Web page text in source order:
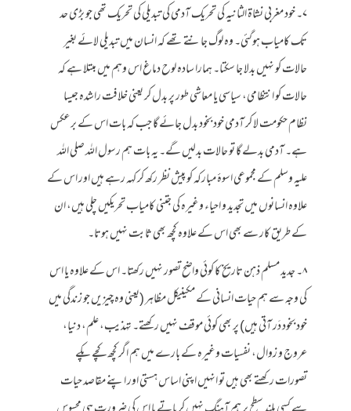
۷۔ خود مغربی نشاۃ الثانیہ کی تحریک آدمی کی تبدیلی کی تحریک تھی جو بڑی حد
تک کامیاب ہوگئی۔ وہ لوگ جانتے تھے کہ انسان میں تبدیلی لائے بغیر
حالات کو نہیں بدلا جا سکتا۔ ہمارا سادہ لوح دماغ اس وہم میں مبتلا ہے کہ
حالات کو انتظامی، سیاسی یا معاشی طور پر بدل کر یعنی خلافت راشدہ جیسا
نظام حکومت لا کر آدمی خود بخود بدل جائے گا جب کہ بات اس کے برعکس
ہے۔ آدمی بدلے گا تو حالات بدلیں گے۔ یہ بات ہم رسول اللہ صلی اللہ
علیہ وسلم کے مجموعی اسوۂ مبارکہ کو پیش نظر رکھ کر کہہ رہے ہیں اور اس کے
علاوہ انسانوں میں تجدید و احیاء وغیرہ کی جتنی کامیاب تحریکیں چلی ہیں، ان
کے طریق کار سے بھی اس کے علاوہ کچھ بھی ثابت نہیں ہوتا۔
۸۔ جدید مسلم ذہن تاریخ کا کوئی واضح تصور نہیں رکھتا۔ اس کے علاوہ یا اس
کی وجہ سے ہم حیات انسانی کے مکینیکل مظاہر (یعنی وہ چیزیں جو زندگی میں
خود بخود دَر آتی ہیں) پر بھی کوئی موقف نہیں رکھتے۔ تہذیب، علم، دنیا،
عروج و زوال، نفسیات وغیرہ کے بارے میں ہم اگر کچھ کچے پکے
تصورات رکھتے بھی ہیں تو انہیں اپنی اساس ہستی اور اپنے مقاصد حیات